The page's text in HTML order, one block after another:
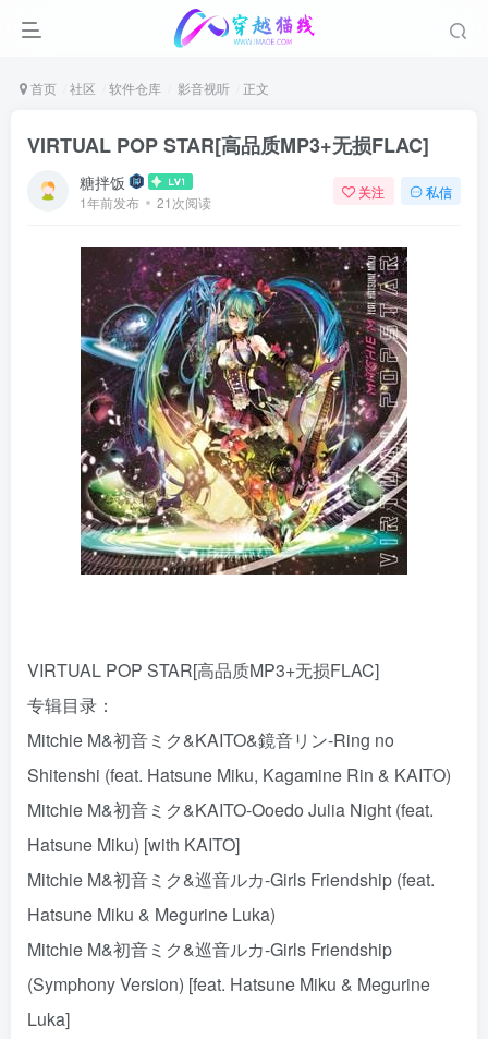
首页 社区 软件仓库 影音视听 正文
VIRTUAL POP STAR[高品质MP3+无损FLAC]
糖拌饭
1年前发布 21次阅读
关注 私信
VIRTUAL POP STAR[高品质MP3+无损FLAC]
专辑目录：
Mitchie M&初音ミク&KAITO&鏡音リン-Ring no
Shitenshi (feat. Hatsune Miku, Kagamine Rin & KAITO)
Mitchie M&初音ミク&KAITO-Ooedo Julia Night (feat.
Hatsune Miku) [with KAITO]
Mitchie M&初音ミク&巡音ルカ-Girls Friendship (feat.
Hatsune Miku & Megurine Luka)
Mitchie M&初音ミク&巡音ルカ-Girls Friendship
(Symphony Version) [feat. Hatsune Miku & Megurine
Luka]